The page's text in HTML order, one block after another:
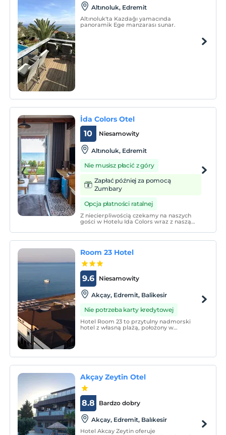
Altınoluk, Edremit
Altınoluk'ta Kazdağı yamacında
panoramik Ege manzarası sunar.
İda Colors Otel
Niesamowity
10
Altınoluk, Edremit
Nie musisz płacić z góry
Zapłać później za pomocą
Zumbary
Opcja płatności ratalnej
Z niecierpliwością czekamy na naszych
gości w Hotelu Ida Colors wraz z naszą
smaków dla smakoszy, gdzie niebieski i
zielony spotykają się u podnóża Gór Ida.
Room 23 Hotel
Niesamowity
9.6
Akçay, Edremit, Balikesir
Nie potrzeba karty kredytowej
Hotel Room 23 to przytulny nadmorski
hotel z własną plażą, położony w
Akçay Zeytin Otel
Bardzo dobry
8.8
Akçay, Edremit, Balıkesir
Hotel Akcay Zeytin oferuje